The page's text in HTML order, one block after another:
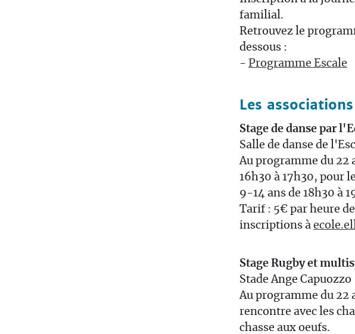
familial.
Retrouvez le
dessous :
- Programme Escale
Les associations
Stage de danse par
Salle de danse de
Au programme du 22
16h30 à 17h30, pour
9-14 ans de 18h30 à
Tarif : 5€ par heure
inscriptions à
Stage Rugby et
Stade Ange Capuozzo
Au programme du 22
rencontre avec les
chasse aux oeufs.